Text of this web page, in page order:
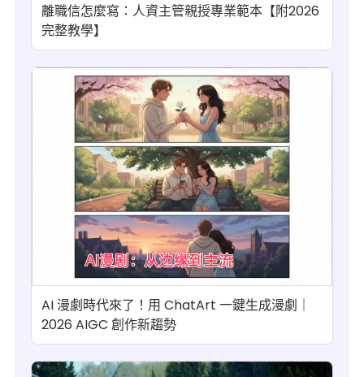
離職信怎麼寫：人資主管親授專業範本【附2026
完整教學】
AI 漫劇時代來了！用 ChatArt 一鍵生成漫劇｜
2026 AIGC 創作新趨勢